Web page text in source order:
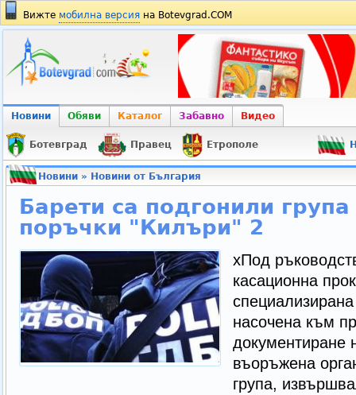
Вижте мобилна версия на Botevgrad.COM
Новини Обяви Каталог Забавно Видео
Ботевград Правец Етрополе
Новини» Новини от България
Барети са подгонили
поръчки "Килъри" 2
xПод
касационна
насочена към
документиране
въоръжена
група,